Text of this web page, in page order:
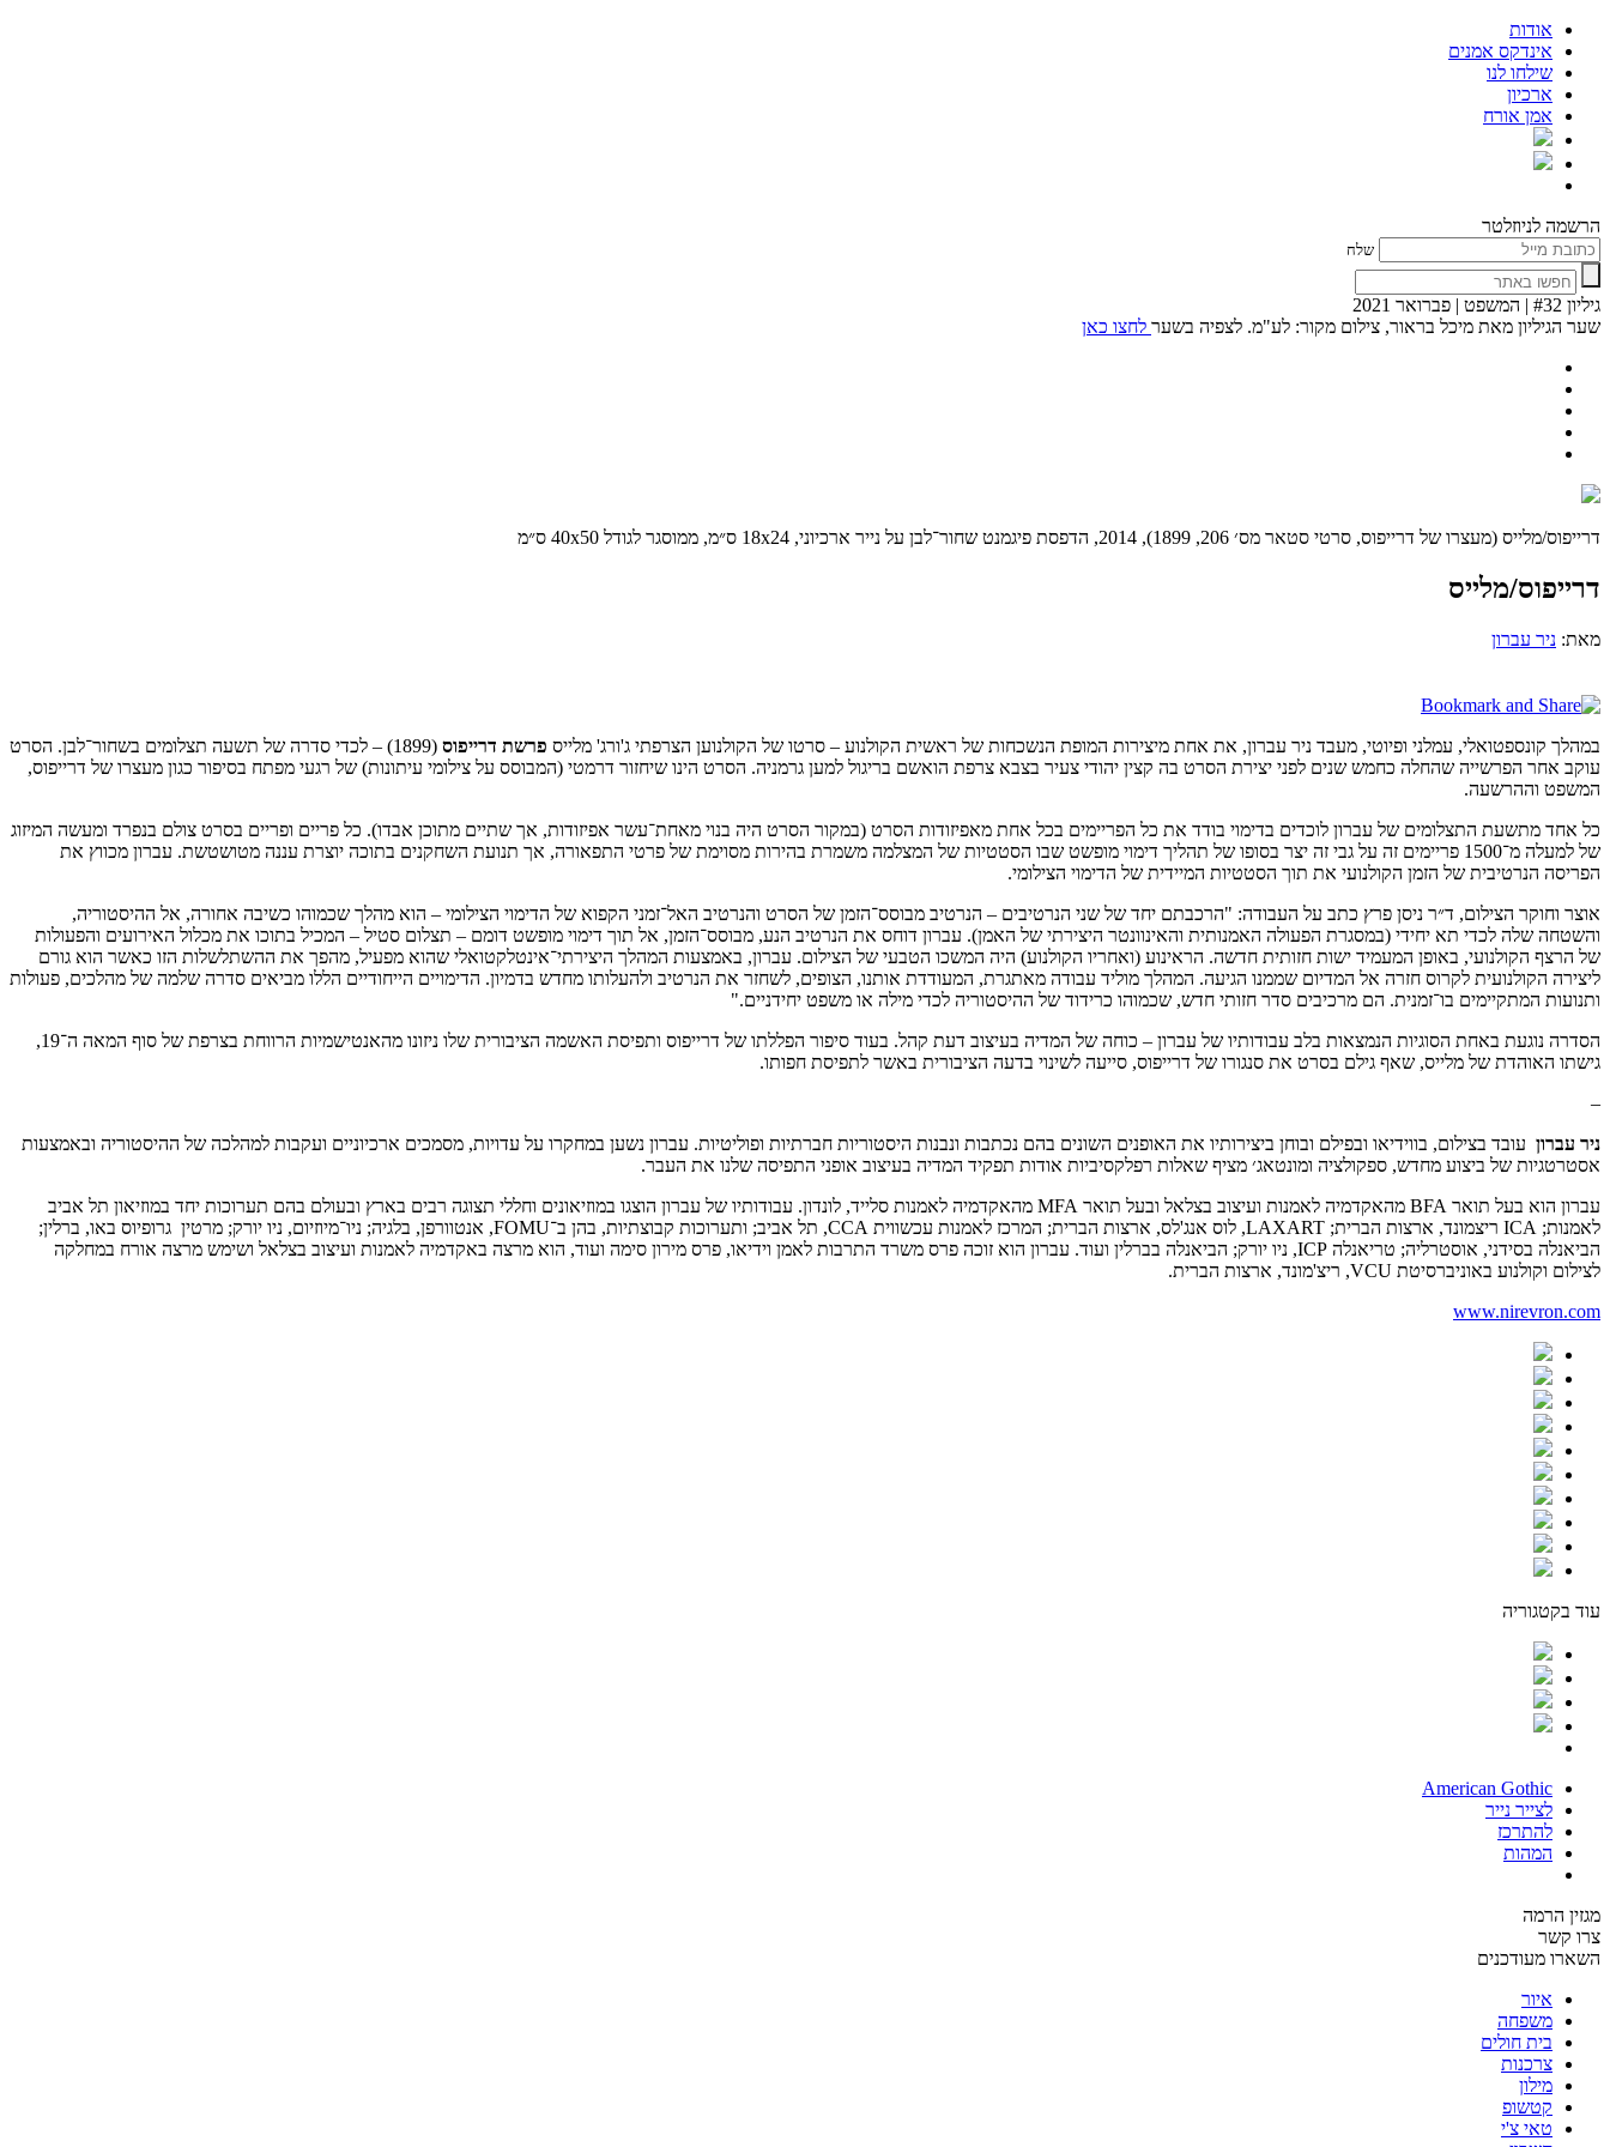
אודות
אינדקס אמנים
שילחו לנו
ארכיון
אמן אורח
הרשמה לניוזלטר
שלח
גיליון #32 | המשפט | פברואר 2021
שער הגיליון מאת מיכל בראור, צילום מקור: לע"מ. לצפיה בשער לחצו כאן
דרייפוס/‬מלייס (‬מעצרו של דרייפוס, סרטי סטאר מס׳ 206, 1899), 2014, הדפסת פיגמנט שחור־לבן על נייר ארכיוני, 18x24 ס״מ, ממוסגר לגודל 40x50 ס״מ
דרייפוס/מלייס
מאת: ניר עברון
במהלך קונספטואלי, עמלני ופיוטי, מעבד ניר עברון, את אחת מיצירות המופת הנשכחות של ראשית הקולנוע – סרטו של הקולנוען הצרפתי ג'ורג' מלייס פרשת דרייפוס
(1899) – לכדי סדרה של תשעה תצלומים בשחור־לבן. הסרט
עוקב אחר הפרשייה שהחלה כחמש שנים לפני יצירת הסרט בה קצין יהודי צעיר בצבא צרפת הואשם בריגול למען גרמניה. הסרט הינו שיחזור דרמטי (המבוסס על צילומי עיתונות) של רגעי מפתח בסיפור כגון מעצרו של דרייפוס,
המשפט וההרשעה.
כל אחד מתשעת התצלומים של עברון לוכדים בדימוי בודד את כל הפריימים בכל אחת מאפיזודות הסרט (במקור הסרט היה בנוי מאחת־עשר אפיזודות, אך שתיים מתוכן אבדו). כל פריים ופריים בסרט צולם בנפרד ומעשה המיזוג
של למעלה מ־1500 פריימים זה על גבי זה יצר בסופו של תהליך דימוי מופשט שבו הסטטיות של המצלמה משמרת בהירות מסוימת של פרטי התפאורה, אך תנועת השחקנים בתוכה יוצרת עננה מטושטשת. עברון מכווץ את
הפריסה הנרטיבית של הזמן הקולנועי את תוך הסטטיות המיידית של הדימוי הצילומי.
אוצר וחוקר הצילום, ד״ר ניסן פרץ כתב על העבודה: "הרכבתם יחד של שני הנרטיבים – הנרטיב מבוסס־הזמן של הסרט והנרטיב האל־זמני הקפוא של הדימוי הצילומי – הוא מהלך שכמוהו כשיבה אחורה, אל ההיסטוריה,
והשטחה שלה לכדי תא יחידי (במסגרת הפעולה האמנותית והאינוונטר היצירתי של האמן). עברון דוחס את הנרטיב הנע, מבוסס־הזמן, אל תוך דימוי מופשט דומם – תצלום סטיל – המכיל בתוכו את מכלול האירועים והפעולות
של הרצף הקולנועי, באופן המעמיד ישות חזותית חדשה. הראינוע (ואחריו הקולנוע) היה המשכו הטבעי של הצילום. עברון, באמצעות המהלך היצירתי־אינטלקטואלי שהוא מפעיל, מהפך את ההשתלשלות הזו כאשר הוא גורם
ליצירה הקולנועית לקרוס חזרה אל המדיום שממנו הגיעה. המהלך מוליד עבודה מאתגרת, המעודדת אותנו, הצופים, לשחזר את הנרטיב ולהעלותו מחדש בדמיון. הדימויים הייחודיים הללו מביאים סדרה שלמה של מהלכים, פעולות
ותנועות המתקיימים בו־זמנית. הם מרכיבים סדר חזותי חדש, שכמוהו כרידוד של ההיסטוריה לכדי מילה או משפט יחידניים."
הסדרה נוגעת באחת הסוגיות הנמצאות בלב עבודותיו של עברון – כוחה של המדיה בעיצוב דעת קהל. בעוד סיפור הפללתו של דרייפוס ותפיסת האשמה הציבורית שלו ניזונו מהאנטישמיות הרווחת בצרפת של סוף המאה ה־19,
גישתו האוהדת של מלייס, שאף גילם בסרט את סנגורו של דרייפוס, סייעה לשינוי בדעה הציבורית באשר לתפיסת חפותו.
–
ניר עברון עובד בצילום, בווידיאו ובפילם ובוחן ביצירותיו את האופנים השונים בהם נכתבות ונבנות היסטוריות חברתיות ופוליטיות. עברון נשען במחקרו על עדויות, מסמכים ארכיוניים ועקבות למהלכה של ההיסטוריה ובאמצעות
אסטרטגיות של ביצוע מחדש, ספקולציה ומונטאג׳ מציף שאלות רפלקסיביות אודות תפקיד המדיה בעיצוב אופני התפיסה שלנו את העבר.
עברון הוא בעל תואר BFA מהאקדמיה לאמנות ועיצוב בצלאל ובעל תואר MFA מהאקדמיה לאמנות סלייד, לונדון. עבודותיו של עברון הוצגו במוזיאונים וחללי תצוגה רבים בארץ ובעולם בהם תערוכות יחד במוזיאון תל אביב
לאמנות; ICA ריצמונד, ארצות הברית; LAXART, לוס אנג'לס, ארצות הברית; המרכז לאמנות עכשווית CCA, תל אביב; ותערוכות קבוצתיות, בהן ב־FOMU, אנטוורפן, בלגיה; ניו־מיוזיום, ניו יורק; מרטין גרופיוס באו, ברלין;
הביאנלה בסידני, אוסטרליה; טריאנלה ICP, ניו יורק; הביאנלה בברלין ועוד. עברון הוא זוכה פרס משרד התרבות לאמן וידיאו, פרס מירון סימה ועוד, הוא מרצה באקדמיה לאמנות ועיצוב בצלאל ושימש מרצה אורח במחלקה
לצילום וקולנוע באוניברסיטת VCU, ריצ'מונד, ארצות הברית.
www.nirevron.com
עוד בקטגוריה
American Gothic
לצייר נייר
להתרכז
המהות
מגזין הרמה
צרו קשר
השארו מעודכנים
איור
משפחה
בית חולים
צרכנות
מילון
קטשופ
טאי צ'י